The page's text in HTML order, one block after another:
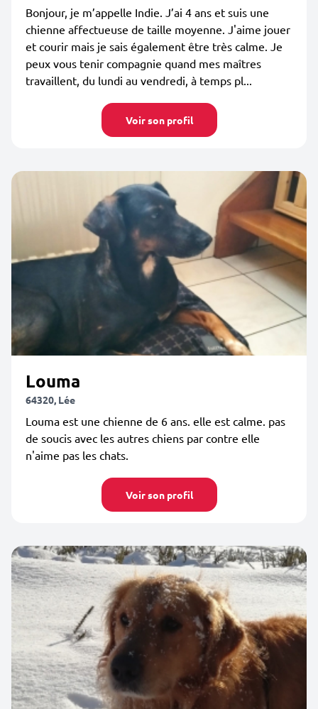
Bonjour, je m’appelle Indie. J’ai 4 ans et suis une
chienne affectueuse de taille moyenne. J'aime jouer
et courir mais je sais également être très calme. Je
peux vous tenir compagnie quand mes maîtres
travaillent, du lundi au vendredi, à temps pl...
Voir son profil
Louma
64320, Lée
Louma est une chienne de 6 ans. elle est calme. pas
de soucis avec les autres chiens par contre elle
n'aime pas les chats.
Voir son profil